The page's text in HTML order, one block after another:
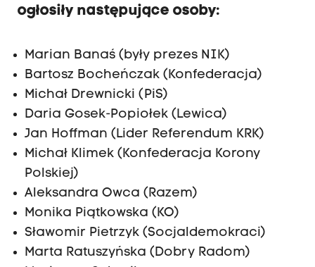
ogłosiły następujące osoby:
Marian Banaś (były prezes NIK)
Bartosz Bocheńczak (Konfederacja)
Michał Drewnicki (PiS)
Daria Gosek-Popiołek (Lewica)
Jan Hoffman (Lider Referendum KRK)
Michał Klimek (Konfederacja Korony
Polskiej)
Aleksandra Owca (Razem)
Monika Piątkowska (KO)
Sławomir Pietrzyk (Socjaldemokraci)
Marta Ratuszyńska (Dobry Radom)